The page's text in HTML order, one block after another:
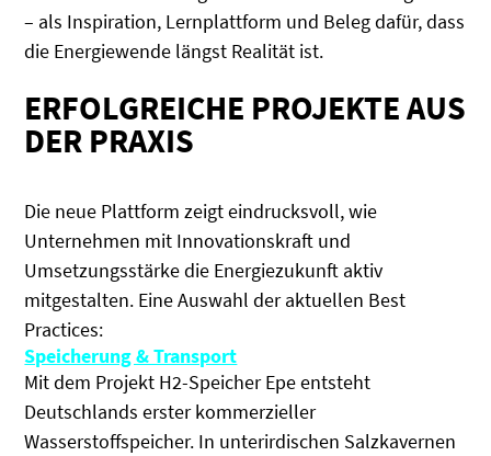
– als Inspiration, Lernplattform und Beleg dafür, dass
die Energiewende längst Realität ist.
ERFOLGREICHE PROJEKTE AUS
DER PRAXIS
Die neue Plattform zeigt eindrucksvoll, wie
Unternehmen mit Innovationskraft und
Umsetzungsstärke die Energiezukunft aktiv
mitgestalten. Eine Auswahl der aktuellen Best
Practices:
Speicherung & Transport
Mit dem Projekt H2-Speicher Epe entsteht
Deutschlands erster kommerzieller
Wasserstoffspeicher. In unterirdischen Salzkavernen